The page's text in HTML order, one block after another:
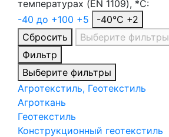
температурах (EN 1109), *С:
-40 до +100 +5 -40°C +2
Сбросить
Выберите фильтры
Фильтр
Выберите фильтры
Агротекстиль, Геотекстиль
Агроткань
Геотекстиль
Конструкционный геотекстиль